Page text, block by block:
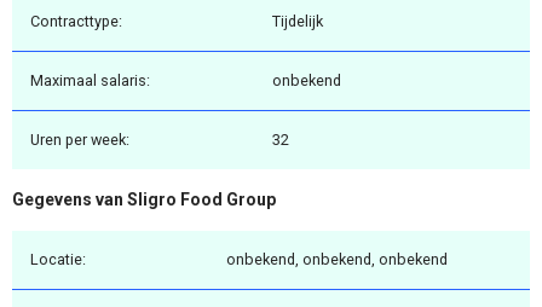
Contracttype: Tijdelijk
Maximaal salaris: onbekend
Uren per week: 32
Gegevens van Sligro Food Group
Locatie: onbekend, onbekend, onbekend